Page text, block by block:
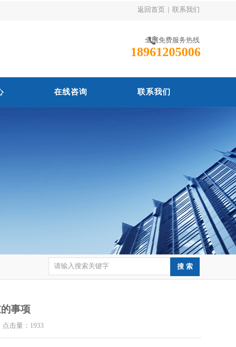
返回首页 联系我们
全国免费服务热线
18961205006
在线咨询 联系我们
事项
击量： 1933